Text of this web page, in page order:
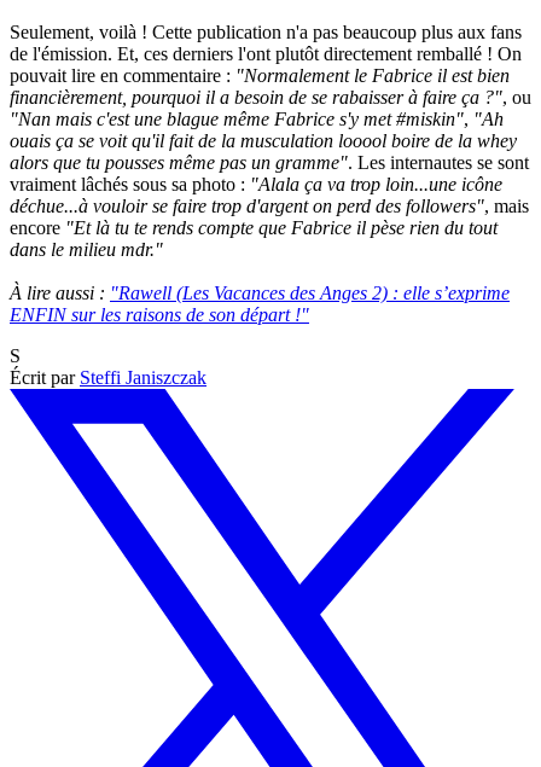
Seulement, voilà ! Cette publication n'a pas beaucoup plus aux fans
de l'émission. Et, ces derniers l'ont plutôt directement remballé ! On
pouvait lire en commentaire : "Normalement le Fabrice il est bien
financièrement, pourquoi il a besoin de se rabaisser à faire ça ?", ou
"Nan mais c'est une blague même Fabrice s'y met #miskin", "Ah
ouais ça se voit qu'il fait de la musculation looool boire de la whey
alors que tu pousses même pas un gramme". Les internautes se sont
vraiment lâchés sous sa photo : "Alala ça va trop loin...une icône
déchue...à vouloir se faire trop d'argent on perd des followers", mais
encore "Et là tu te rends compte que Fabrice il pèse rien du tout
dans le milieu mdr."
À lire aussi : "Rawell (Les Vacances des Anges 2) : elle s’exprime
ENFIN sur les raisons de son départ !"
S
Écrit par Steffi Janiszczak